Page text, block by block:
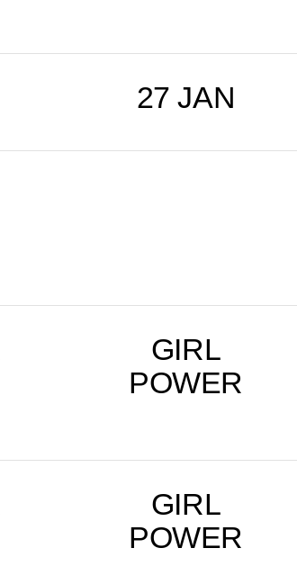
27 JAN
GIRL
POWER
GIRL
POWER